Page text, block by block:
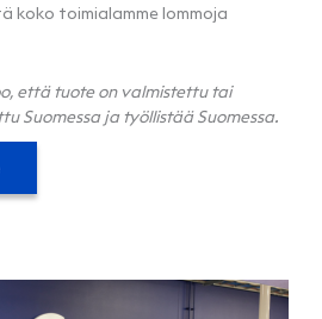
koko toimialamme lommoja
että tuote on valmistettu tai
Suomessa ja työllistää Suomessa.